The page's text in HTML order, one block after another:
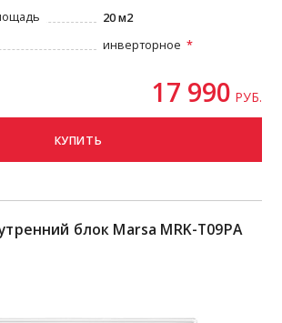
20 м2
инверторное
17 990 РУБ.
КУПИТЬ
блок Marsa MRK-T09PA